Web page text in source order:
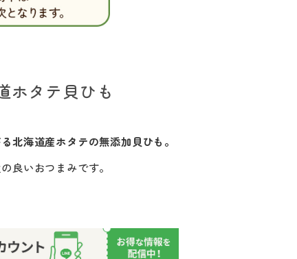
ホタテ貝ひも
北海道産ホタテの無添加貝ひも。
良いおつまみです。